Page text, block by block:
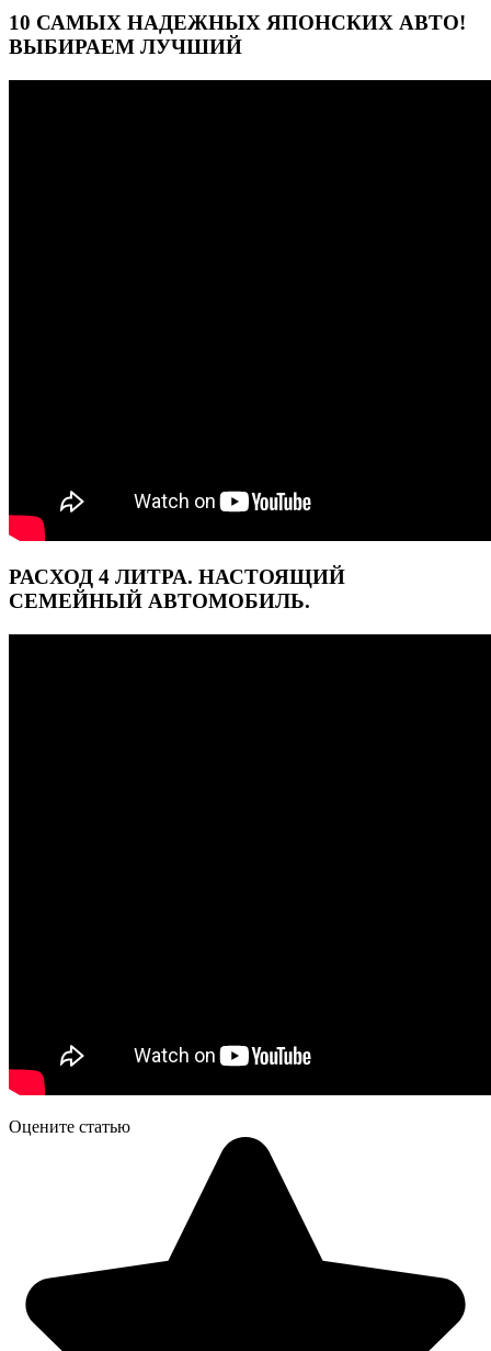
10 САМЫХ НАДЕЖНЫХ ЯПОНСКИХ АВТО!
ВЫБИРАЕМ ЛУЧШИЙ
РАСХОД 4 ЛИТРА. НАСТОЯЩИЙ
СЕМЕЙНЫЙ АВТОМОБИЛЬ.
Оцените статью